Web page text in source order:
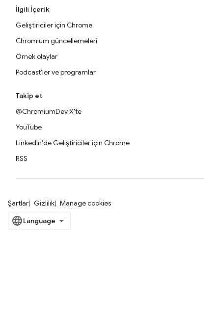
İlgili İçerik
Geliştiriciler için Chrome
Chromium güncellemeleri
Örnek olaylar
Podcast'ler ve programlar
Takip et
@ChromiumDev X'te
YouTube
LinkedIn'de Geliştiriciler için Chrome
RSS
Şartlar Gizlilik Manage cookies